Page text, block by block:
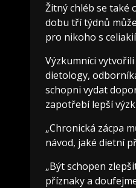
Žitný chléb se také
dobu tří týdnů
pro nikoho s
Výzkumníci
dietology,
schopni vydat
zapotřebí lepší
„Chronická zácpa
návod, jaké dietní
„Být schopen
příznaky a